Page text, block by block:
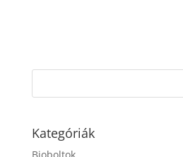
Kategóriák